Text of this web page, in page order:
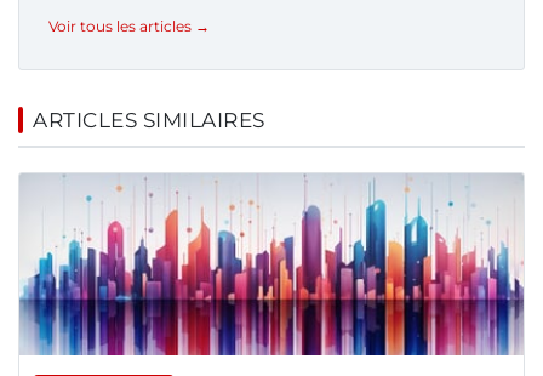
Voir tous les articles →
ARTICLES SIMILAIRES